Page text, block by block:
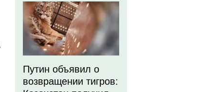
Путин объявил о
возвращении тигров: